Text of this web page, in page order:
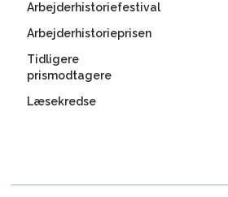
Arbejderhistoriefestival
Arbejderhistorieprisen
Tidligere
prismodtagere
Læsekredse